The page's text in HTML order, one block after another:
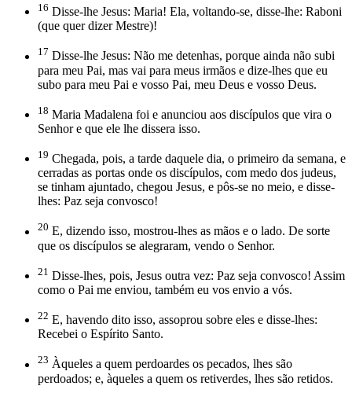
16 Disse-lhe Jesus: Maria! Ela, voltando-se, disse-lhe: Raboni
(que quer dizer Mestre)!
17 Disse-lhe Jesus: Não me detenhas, porque ainda não subi
para meu Pai, mas vai para meus irmãos e dize-lhes que eu
subo para meu Pai e vosso Pai, meu Deus e vosso Deus.
18 Maria Madalena foi e anunciou aos discípulos que vira o
Senhor e que ele lhe dissera isso.
19 Chegada, pois, a tarde daquele dia, o primeiro da semana, e
cerradas as portas onde os discípulos, com medo dos judeus,
se tinham ajuntado, chegou Jesus, e pôs-se no meio, e disse-
lhes: Paz seja convosco!
20 E, dizendo isso, mostrou-lhes as mãos e o lado. De sorte
que os discípulos se alegraram, vendo o Senhor.
21 Disse-lhes, pois, Jesus outra vez: Paz seja convosco! Assim
como o Pai me enviou, também eu vos envio a vós.
22 E, havendo dito isso, assoprou sobre eles e disse-lhes:
Recebei o Espírito Santo.
23 Àqueles a quem perdoardes os pecados, lhes são
perdoados; e, àqueles a quem os retiverdes, lhes são retidos.